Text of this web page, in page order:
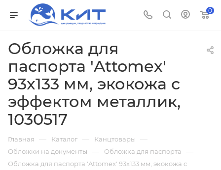
0
Обложка для
паспорта 'Attomex'
93x133 мм, экокожа с
эффектом металлик,
1030517
Главная — Каталог — Канцтовары —
Обложки на документы — Обложка для паспорта —
Обложка для паспорта 'Attomex' 93x133 мм, экокожа с